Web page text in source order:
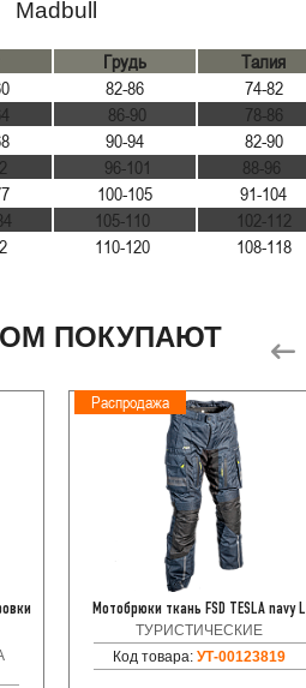
Madbull
Грудь
Талия
82-86
74-82
86-90
78-86
90-94
82-90
96-101
88-96
100-105
91-104
105-110
102-112
110-120 108-118
ПОКУПАЮТ
Распродажа
Мотобрюки ткань FSD TESLA navy L
ТУРИСТИЧЕСКИЕ
Код товара:УТ-00123819